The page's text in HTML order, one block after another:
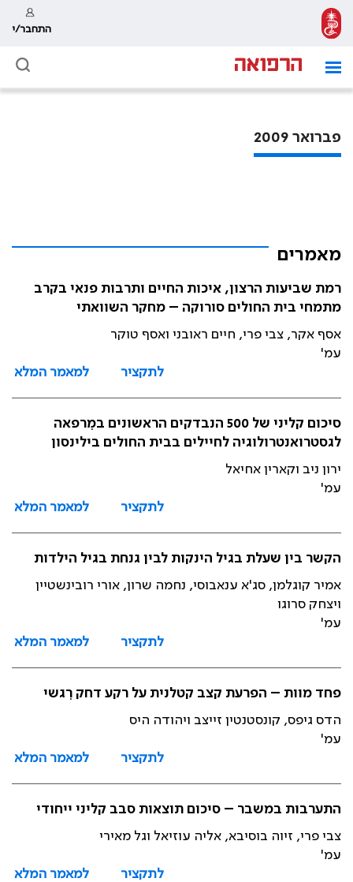
התחבר/י
פברואר 2009
מאמרים
רמת שביעות הרצון, איכות החיים ותרבות פנאי בקרב
מתמחי בית החולים סורוקה – מחקר השוואתי
אסף אקר, צבי פרי, חיים ראובני ואסף טוקר
עמ'
לתקציר
למאמר המלא
סיכום קליני של 500 הנבדקים הראשונים במִרפאה
לגסטרואנטרולוגיה לחיילים בבית החולים בילינסון
ירון ניב וקארין אחיאל
עמ'
לתקציר
למאמר המלא
הקשר בין שעלת בגיל הינקות לבין גנחת בגיל הילדות
אמיר קוגלמן, סג'א ענאבוסי, נחמה שרון, אורי רובינשטיין
ויצחק סרוגו
עמ'
לתקציר
למאמר המלא
פחד מוות – הפרעת קצב קטלנית על רקע דחק רִגשי
הדס גיפס, קונסטנטין זייצב ויהודה היס
עמ'
לתקציר
למאמר המלא
התערבות במשבר – סיכום תוצאות סבב קליני ייחודי
צבי פרי, זיוה בוסיבא, אליה עוזיאל וגל מאירי
עמ'
לתקציר
למאמר המלא